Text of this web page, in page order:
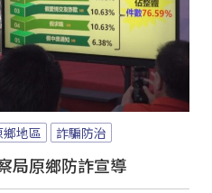
鄉地區 詐騙防治
局原鄉防詐宣導